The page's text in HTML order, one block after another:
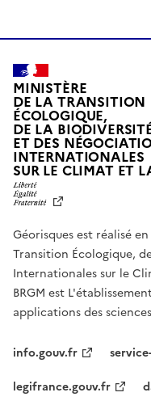
MINISTÈRE
DE LA TRANSITION
ÉCOLOGIQUE,
DE LA
ET DES
INTERNATIONALES
SUR LE CLIMAT ET
Géorisques est réalisé
Transition Écologique,
Internationales sur le
BRGM est
applications des
info.gouv.fr
legifrance.gouv.fr